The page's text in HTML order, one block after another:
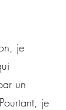
je
un
je